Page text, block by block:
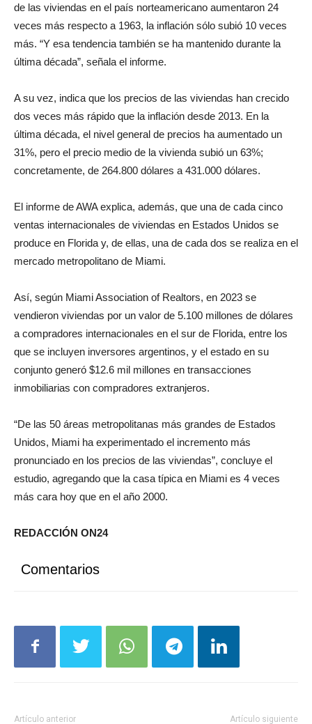
de las viviendas en el país norteamericano aumentaron 24
veces más respecto a 1963, la inflación sólo subió 10 veces
más. “Y esa tendencia también se ha mantenido durante la
última década”, señala el informe.
A su vez, indica que los precios de las viviendas han crecido
dos veces más rápido que la inflación desde 2013. En la
última década, el nivel general de precios ha aumentado un
31%, pero el precio medio de la vivienda subió un 63%;
concretamente, de 264.800 dólares a 431.000 dólares.
El informe de AWA explica, además, que una de cada cinco
ventas internacionales de viviendas en Estados Unidos se
produce en Florida y, de ellas, una de cada dos se realiza en el
mercado metropolitano de Miami.
Así, según Miami Association of Realtors, en 2023 se
vendieron viviendas por un valor de 5.100 millones de dólares
a compradores internacionales en el sur de Florida, entre los
que se incluyen inversores argentinos, y el estado en su
conjunto generó $12.6 mil millones en transacciones
inmobiliarias con compradores extranjeros.
“De las 50 áreas metropolitanas más grandes de Estados
Unidos, Miami ha experimentado el incremento más
pronunciado en los precios de las viviendas”, concluye el
estudio, agregando que la casa típica en Miami es 4 veces
más cara hoy que en el año 2000.
REDACCIÓN ON24
Comentarios
Artículo anterior Artículo siguiente